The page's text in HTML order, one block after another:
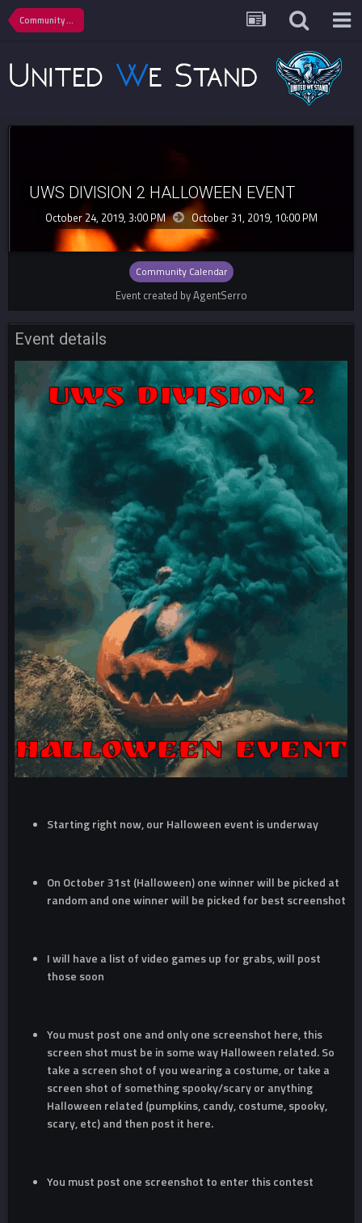
Community Calendar
UWS DIVISION 2 HALLOWEEN EVENT
October 24, 2019, 3:00 PM October 31, 2019, 10:00 PM
Community Calendar
Event created by AgentSerro
Event details
Starting right now, our Halloween event is underway
On October 31st (Halloween) one winner will be picked at
random and one winner will be picked for best screenshot
I will have a list of video games up for grabs, will post
those soon
You must post one and only one screenshot here, this
screen shot must be in some way Halloween related. So
take a screen shot of you wearing a costume, or take a
screen shot of something spooky/scary or anything
Halloween related (pumpkins, candy, costume, spooky,
scary, etc) and then post it here.
You must post one screenshot to enter this contest